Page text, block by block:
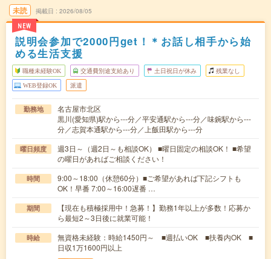
未読
NEW
掲載日 2026/08/05
説明会参加で2000円get！＊お話し相手から始
める生活支援
職種未経験OK 交通費別途支給あり 土日祝日が休み 残業なし
WEB登録OK 派遣
勤務地
名古屋市北区
黒川(愛知県)駅から---分／平安通駅から---分／味鋺駅から---
分／志賀本通駅から---分／上飯田駅から---分
曜日頻度
週3日～（週2日～も相談OK） ■曜日固定の相談OK！ ■希望
の曜日があればご相談ください！
時間
9:00～18:00（休憩60分）■ご希望があれば下記シフトも
OK！早番 7:00～16:00遅番 …
期間
【現在も積極採用中！急募！】勤務1年以上が多数！応募か
ら最短2～3日後に就業可能！
時給
無資格未経験：時給1450円～ ■週払いOK ■扶養内OK ■
日収1万1600円以上